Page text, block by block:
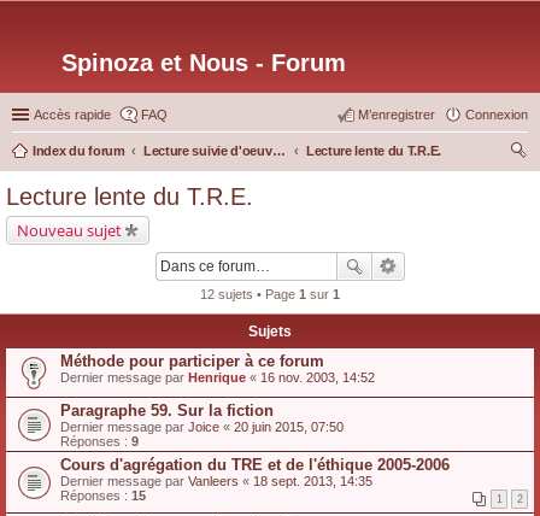
Spinoza et Nous - Forum
Accès rapide FAQ Connexion
M’enregistrer
Index du forum Lecture suivie d'oeuvres particulières
Lecture lente du T.R.E.
Lecture lente du T.R.E.
Nouveau sujet
12 sujets • Page 1 sur 1
Sujets
Méthode pour participer à ce forum
Dernier message par Henrique « 16 nov. 2003, 14:52
Paragraphe 59. Sur la fiction
Dernier message par Joice « 20 juin 2015, 07:50
Réponses : 9
Cours d'agrégation du TRE et de l'éthique 2005-2006
Dernier message par Vanleers « 18 sept. 2013, 14:35
Réponses : 15 1 2